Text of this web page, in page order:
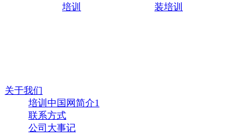
培训
装培训
关于我们
培训中国网简介1
联系方式
公司大事记